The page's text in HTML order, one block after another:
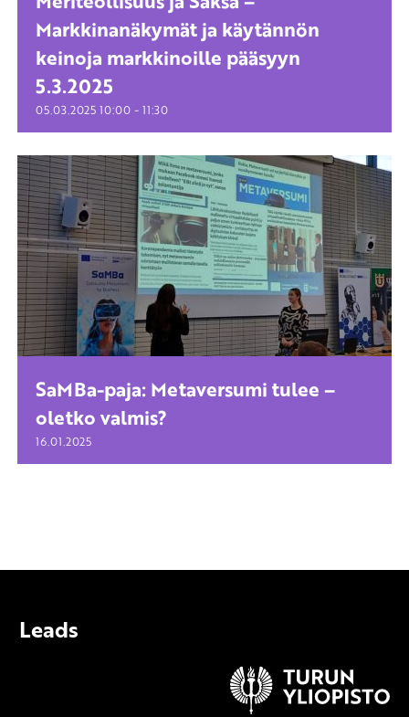
Markkinanäkymät ja käytännön
keinoja markkinoille pääsyyn
5.3.2025
05.03.2025 10:00 - 11:30
SaMBa-paja: Metaversumi tulee –
oletko valmis?
16.01.2025
Leads